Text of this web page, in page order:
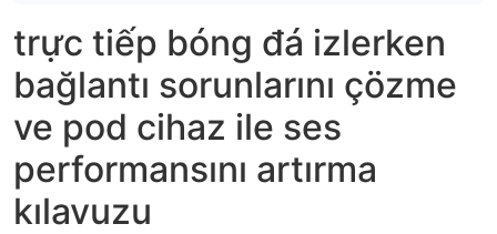
trực tiếp bóng đá izlerken
bağlantı sorunlarını çözme
ve pod cihaz ile ses
performansını artırma
kılavuzu